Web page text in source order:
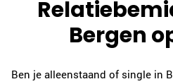
Bergen
Ben je alleenstaand of single in
Joke de
076-7602831